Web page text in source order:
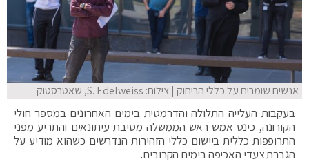
אנשים שומרים על כללי הריחוק | צילום: S. Edelweiss, שאטרסטוק
בעקבות העלייה התלולה והדרמטית בימים האחרונים במספר חולי
הקורונה, כינס אמש ראש הממשלה מסיבת עיתונאים והתריע מפני
התרופפות כללית ביישום כללי הזהירות הנדרשים כשהוא מודיע על
הגברת צעדי האכיפה בימים הקרובים.